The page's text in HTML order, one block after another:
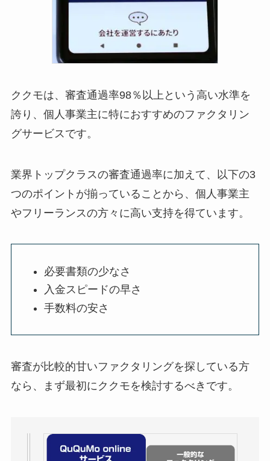
ククモは、審査通過率98％以上という高い水準を
誇り、個人事業主に特におすすめのファクタリン
グサービスです。
業界トップクラスの審査通過率に加えて、以下の3
つのポイントが揃っていることから、個人事業主
やフリーランスの方々に高い支持を得ています。
必要書類の少なさ
入金スピードの早さ
手数料の安さ
審査が比較的甘いファクタリングを探している方
なら、まず最初にククモを検討するべきです。